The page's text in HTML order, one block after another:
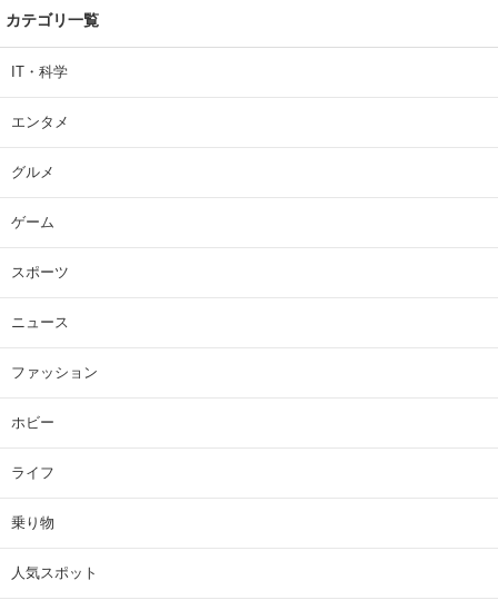
カテゴリ一覧
IT・科学
エンタメ
グルメ
ゲーム
スポーツ
ニュース
ファッション
ホビー
ライフ
乗り物
人気スポット